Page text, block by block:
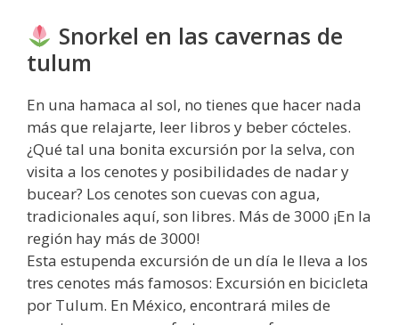
Snorkel en las cavernas de
tulum
En una hamaca al sol, no tienes que hacer nada
más que relajarte, leer libros y beber cócteles.
¿Qué tal una bonita excursión por la selva, con
visita a los cenotes y posibilidades de nadar y
bucear? Los cenotes son cuevas con agua,
tradicionales aquí, son libres. Más de 3000 ¡En la
región hay más de 3000!
Esta estupenda excursión de un día le lleva a los
tres cenotes más famosos: Excursión en bicicleta
por Tulum. En México, encontrará miles de